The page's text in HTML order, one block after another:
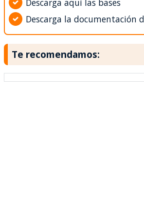
Descarga aquí las bases
Descarga la documentación
Te recomendamos: